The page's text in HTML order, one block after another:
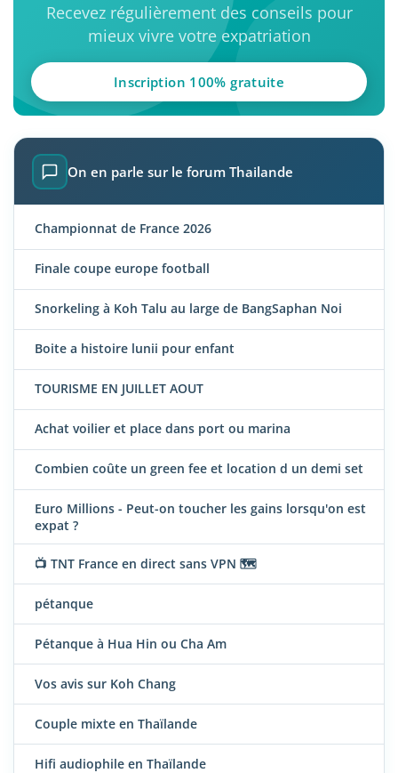
Recevez régulièrement des conseils pour
mieux vivre votre expatriation
Inscription 100% gratuite
On en parle sur le forum Thailande
Championnat de France 2026
Finale coupe europe football
Snorkeling à Koh Talu au large de BangSaphan Noi
Boite a histoire lunii pour enfant
TOURISME EN JUILLET AOUT
Achat voilier et place dans port ou marina
Combien coûte un green fee et location d un demi set
Euro Millions - Peut-on toucher les gains lorsqu'on est
expat ?
📺 TNT France en direct sans VPN 🗺️
pétanque
Pétanque à Hua Hin ou Cha Am
Vos avis sur Koh Chang
Couple mixte en Thaïlande
Hifi audiophile en Thaïlande